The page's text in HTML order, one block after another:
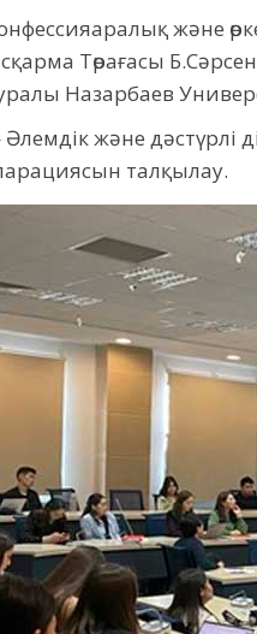
және
Төрағасы
Назарбаев
және дәстүрлі
талқылау.